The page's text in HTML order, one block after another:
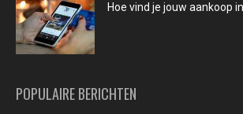
Hoe vind je jouw aankoop
POPULAIRE BERICHTEN